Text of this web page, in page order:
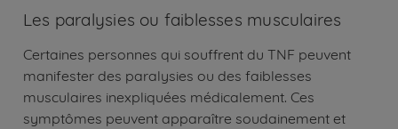
Les paralysies ou faiblesses musculaires
Certaines personnes qui souffrent du TNF peuvent
manifester des paralysies ou des faiblesses
musculaires inexpliquées médicalement. Ces
symptômes peuvent apparaître soudainement et